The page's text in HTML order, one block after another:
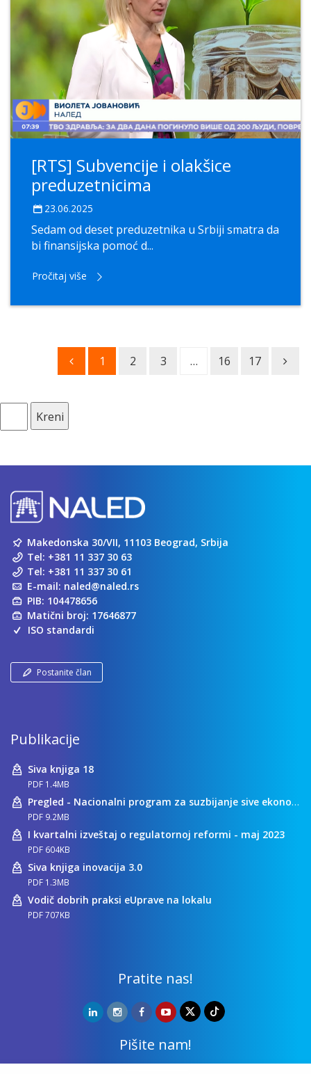
[RTS] Subvencije i olakšice
preduzetnicima
23.06.2025
Sedam od deset preduzetnika u Srbiji smatra da
bi finansijska pomoć d...
Pročitaj više
1 2 3 … 16 17
Kreni
Makedonska 30/VII, 11103 Beograd, Srbija
Tel: +381 11 337 30 63
Tel: +381 11 337 30 61
E-mail: naled@naled.rs
PIB: 104478656
Matični broj: 17646877
ISO standardi
Postanite član
Publikacije
Siva knjiga 18
PDF 1.4MB
Pregled - Nacionalni program za suzbijanje sive ekonomije
PDF 9.2MB
I kvartalni izveštaj o regulatornoj reformi - maj 2023
PDF 604KB
Siva knjiga inovacija 3.0
PDF 1.3MB
Vodič dobrih praksi eUprave na lokalu
PDF 707KB
Pratite nas!
Pišite nam!